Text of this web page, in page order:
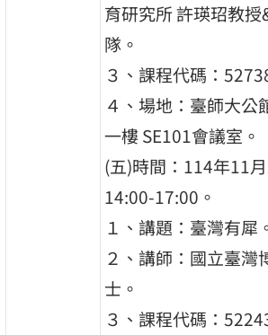
育研究所 許瑛玿教
隊。
３、課程代碼：
４、場地：臺師大公
一樓 SE101會議室。
(五)時間：114年11月
14:00-17:00。
１、講題：臺灣有犀
２、講師：國立臺灣
士。
３、課程代碼：